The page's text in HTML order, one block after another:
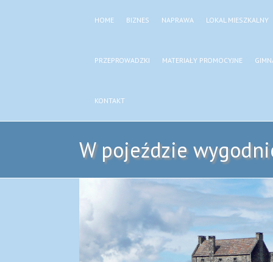
HOME BIZNES NAPRAWA LOKAL MIESZKALNY
PRZEPROWADZKI MATERIAŁY PROMOCYJNE
KONTAKT
W pojeździe